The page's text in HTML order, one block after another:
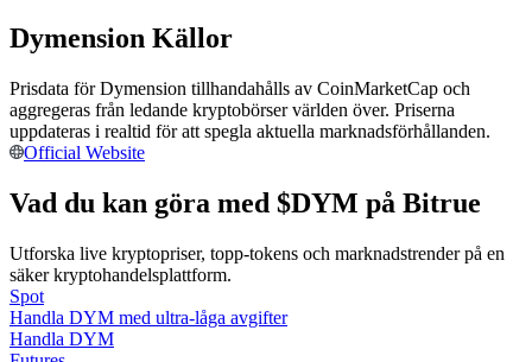
Njut av vinstdelning och kopieringshandelsprovisioner
Information
Dymension Källor
Prisdata för Dymension tillhandahålls av CoinMarketCap och
aggregeras från ledande kryptobörser världen över. Priserna
uppdateras i realtid för att spegla aktuella marknadsförhållanden.
Official Website
Vad du kan göra med $DYM på Bitrue
Utforska live kryptopriser, topp-tokens och marknadstrender på en
säker kryptohandelsplattform.
Spot
Handla DYM med ultra-låga avgifter
Handla DYM